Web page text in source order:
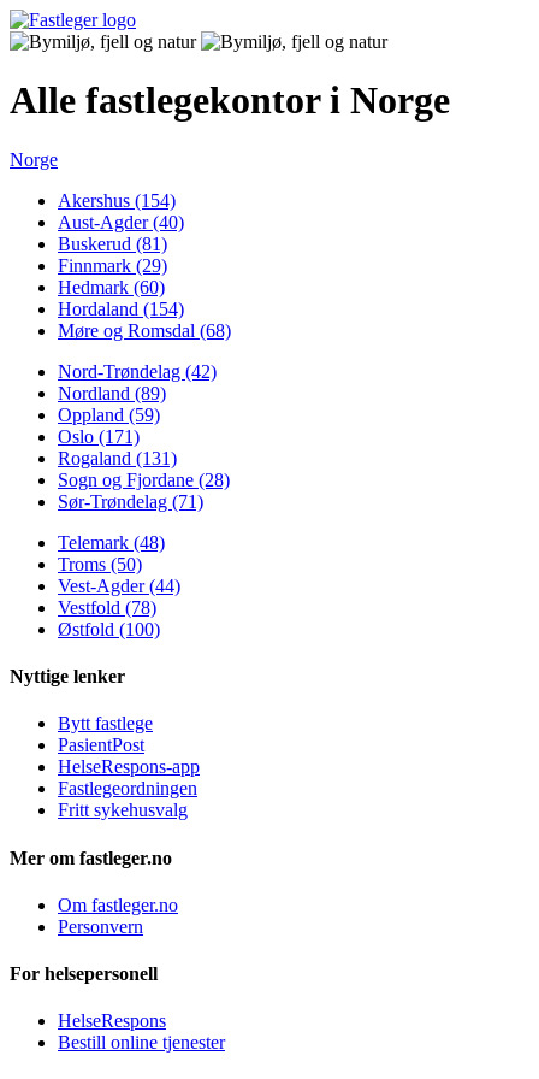
Alle fastlegekontor i Norge
Norge
Akershus (154)
Aust-Agder (40)
Buskerud (81)
Finnmark (29)
Hedmark (60)
Hordaland (154)
Møre og Romsdal (68)
Nord-Trøndelag (42)
Nordland (89)
Oppland (59)
Oslo (171)
Rogaland (131)
Sogn og Fjordane (28)
Sør-Trøndelag (71)
Telemark (48)
Troms (50)
Vest-Agder (44)
Vestfold (78)
Østfold (100)
Nyttige lenker
Bytt fastlege
PasientPost
HelseRespons-app
Fastlegeordningen
Fritt sykehusvalg
Mer om fastleger.no
Om fastleger.no
Personvern
For helsepersonell
HelseRespons
Bestill online tjenester